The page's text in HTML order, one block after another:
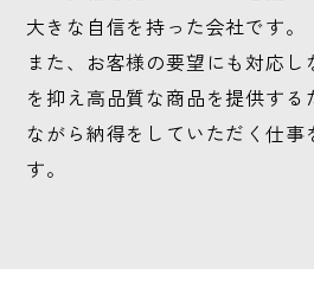
大きな自信を持った会社です。
また、お客様の要望にも対応
を抑え高品質な商品を提供する
ながら納得をしていただく仕事
す。